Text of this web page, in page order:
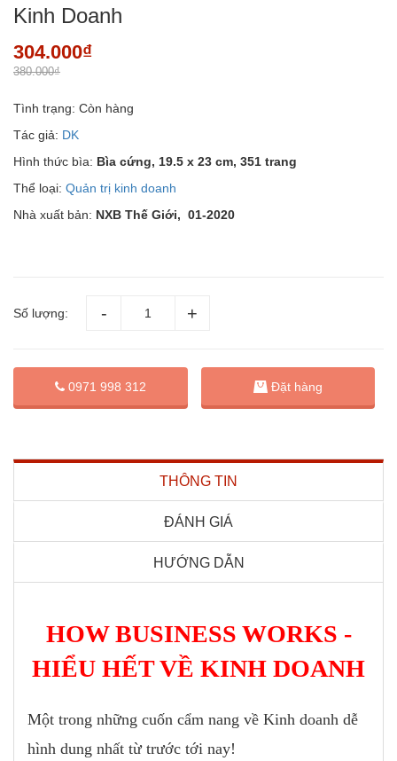
Kinh Doanh
304.000₫
380.000₫
Tình trạng: Còn hàng
Tác giả: DK
Hình thức bìa: Bìa cứng, 19.5 x 23 cm, 351 trang
Thể loại: Quản trị kinh doanh
Nhà xuất bản: NXB Thế Giới, 01-2020
Số lượng:
0971 998 312 Đặt hàng
THÔNG TIN
ĐÁNH GIÁ
HƯỚNG DẪN
HOW BUSINESS WORKS -
HIỂU HẾT VỀ KINH DOANH
Một trong những cuốn cẩm nang về Kinh doanh dễ
hình dung nhất từ trước tới nay!